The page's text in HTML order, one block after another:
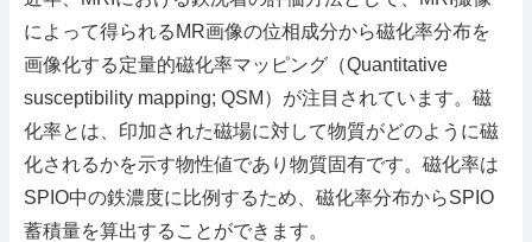
English
ホーム
RSS購読
サイトマップ
によって得られるMR画像の位相成分から磁化率分布を
画像化する定量的磁化率マッピング（Quantitative
susceptibility mapping; QSM）が注目されています。磁
化率とは、印加された磁場に対して物質がどのように磁
化されるかを示す物性値であり物質固有です。磁化率は
SPIO中の鉄濃度に比例するため、磁化率分布からSPIO
蓄積量を算出することができます。